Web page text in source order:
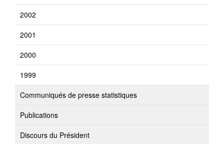
2002
2001
2000
1999
Communiqués de presse statistiques
Publications
Discours du Président